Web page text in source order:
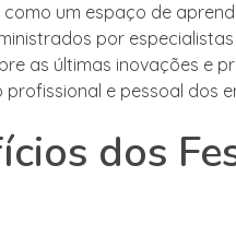
como um espaço de
por
as últimas inovações e
e pessoal dos
dos